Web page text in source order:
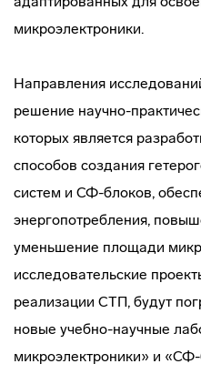
микроэлектроники.
Направления
решение научно-
которых является
способов создания
систем и СФ-блоков,
энергопотребления,
уменьшение площади
исследовательские
реализации СТП, будут
новые учебно-научные
микроэлектроники» и